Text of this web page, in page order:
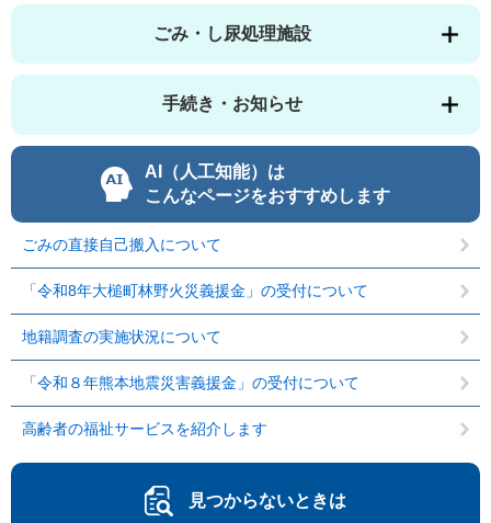
ごみ・し尿処理施設
手続き・お知らせ
AI（人工知能）は
こんなページをおすすめします
ごみの直接自己搬入について
「令和8年大槌町林野火災義援金」の受付について
地籍調査の実施状況について
「令和８年熊本地震災害義援金」の受付について
高齢者の福祉サービスを紹介します
見つからないときは